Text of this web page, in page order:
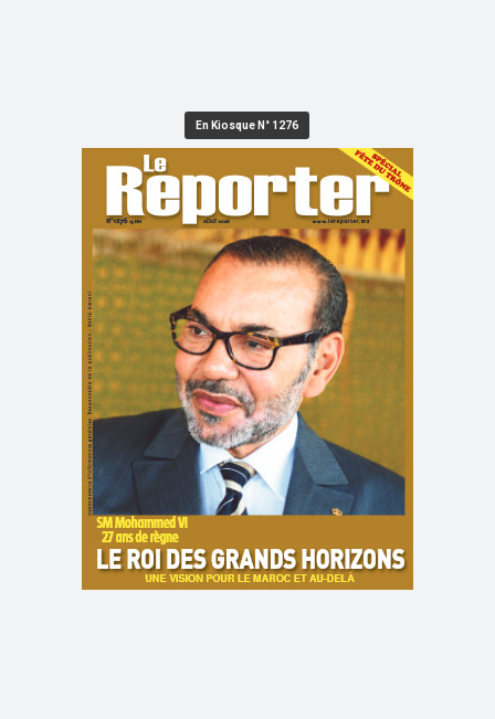
En Kiosque N° 1276